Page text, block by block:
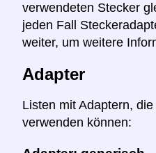
verwendeten Stecker
jeden Fall
weiter, um weitere
Adapter
Listen mit Adaptern,
verwenden können: